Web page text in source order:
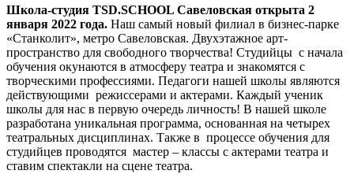
Школа-студия TSD.SCHOOL Савеловская открыта 2
января 2022 года. Наш самый новый филиал в бизнес-парке
«Станколит», метро Савеловская. Двухэтажное арт-
пространство для свободного творчества! Студийцы с начала
обучения окунаются в атмосферу театра и знакомятся с
творческими профессиями. Педагоги нашей школы являются
действующими режиссерами и актерами. Каждый ученик
школы для нас в первую очередь личность! В нашей школе
разработана уникальная программа, основанная на четырех
театральных дисциплинах. Также в процессе обучения для
студийцев проводятся мастер – классы с актерами театра и
ставим спектакли на сцене театра.